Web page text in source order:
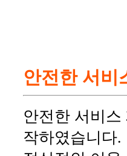
안전한 서비
안전한 서비스
작하였습니다.